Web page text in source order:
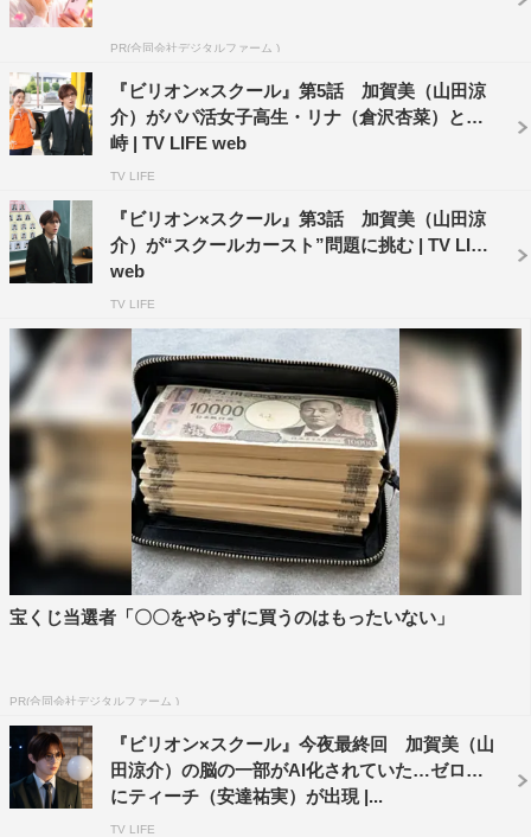
Ado
ただくことになりました。主題歌の「ルル」は、
MARETUさんに楽曲提供していただきました。
ストになっています。決めつけられた正しさを壊したいと
いう反骨精神を描いたエネルギッシュな楽曲になりまし
た。ドラマはもちろん、主題歌もご一緒にお楽しみいただ
けるとうれしいです。
プロデュース：江花松樹（フジテレビドラマ・映
画制作部）コメント
最高です。シビれました。“マジで？Ado!?”みたいな。世
の中の矛盾だらけの“腐ったルール”を劇中の加賀美のごと
くブッ壊す、暴れ馬のような最高の曲です。
抑圧された願望を解放する、Adoさんの力強い歌声に、き
っと背中を押されるはず。学校で暴れ散らかす、加賀美＆
芹沢の活躍と重ねてお聞きください。あわせて劇伴も最高
い”のが『ビリオン×スクール』。金曜よる9時のチャイム
で、ぜひともリアルタイムでテレビの前にご着席くださ
い!!
PR(合同会社デジタルファーム )
『ビリオン×スクール』第5話 加賀美（山田涼
介）がパパ活女子高生・リナ（倉沢杏菜）と対
峙 | TV LIFE web
TV LIFE
『ビリオン×スクール』第3話 加賀美（山田涼
介）が“スクールカースト”問題に挑む | TV LIFE
web
TV LIFE
宝くじ当選者「〇〇をやらずに買うのはもったいない」
PR(合同会社デジタルファーム )
『ビリオン×スクール』今夜最終回 加賀美（山
田涼介）の脳の一部がAI化されていた…ゼロ組
にティーチ（安達祐実）が出現 |...
TV LIFE